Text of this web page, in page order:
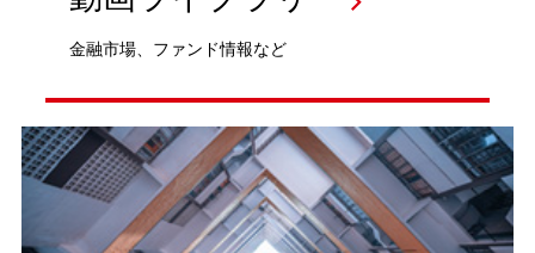
金融市場、ファンド情報など